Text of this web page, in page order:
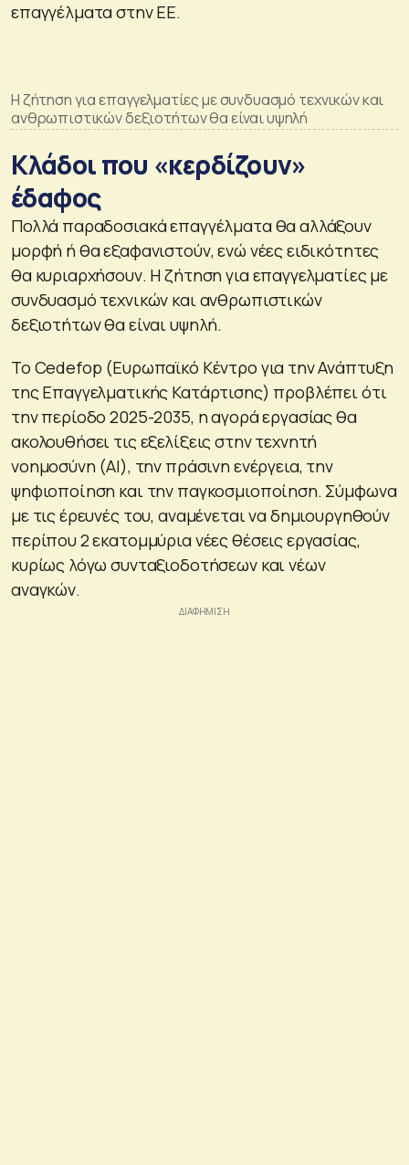
επαγγέλματα στην ΕΕ.
Η ζήτηση για επαγγελματίες με συνδυασμό τεχνικών και
ανθρωπιστικών δεξιοτήτων θα είναι υψηλή
Κλάδοι που «κερδίζουν»
έδαφος
Πολλά παραδοσιακά επαγγέλματα θα αλλάξουν
μορφή ή θα εξαφανιστούν, ενώ νέες ειδικότητες
θα κυριαρχήσουν. Η ζήτηση για επαγγελματίες με
συνδυασμό τεχνικών και ανθρωπιστικών
δεξιοτήτων θα είναι υψηλή.
Το Cedefop (Ευρωπαϊκό Κέντρο για την Ανάπτυξη
της Επαγγελματικής Κατάρτισης) προβλέπει ότι
την περίοδο 2025-2035, η αγορά εργασίας θα
ακολουθήσει τις εξελίξεις στην τεχνητή
νοημοσύνη (AI), την πράσινη ενέργεια, την
ψηφιοποίηση και την παγκοσμιοποίηση. Σύμφωνα
με τις έρευνές του, αναμένεται να δημιουργηθούν
περίπου 2 εκατομμύρια νέες θέσεις εργασίας,
κυρίως λόγω συνταξιοδοτήσεων και νέων
αναγκών.